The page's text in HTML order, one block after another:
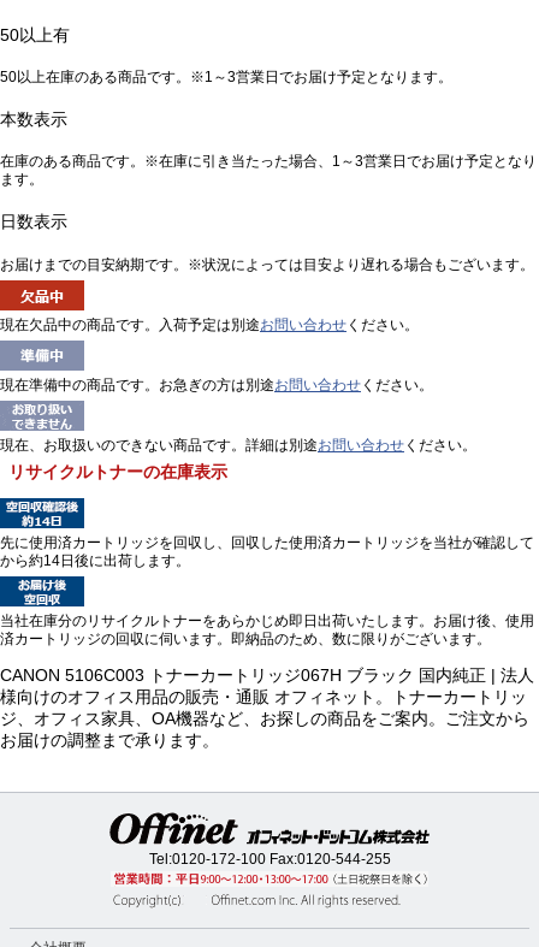
50以上有
50以上在庫のある商品です。※1～3営業日でお届け予定となります。
本数表示
在庫のある商品です。※在庫に引き当たった場合、1～3営業日でお届け予定となり
ます。
日数表示
お届けまでの目安納期です。※状況によっては目安より遅れる場合もございます。
現在欠品中の商品です。入荷予定は別途お問い合わせ ください。
現在準備中の商品です。お急ぎの方は別途お問い合わせ ください。
現在、お取扱いのできない商品です。詳細は別途お問い合わせ ください。
リサイクルトナーの在庫表示
先に使用済カートリッジを回収し、回収した使用済カートリッジを当社が確認して
から約14日後に出荷します。
当社在庫分のリサイクルトナーをあらかじめ即日出荷いたします。お届け後、使用
済カートリッジの回収に伺います。即納品のため、数に限りがございます。
CANON 5106C003 トナーカートリッジ067H ブラック 国内純正 | 法人
様向けのオフィス用品の販売・通販 オフィネット。トナーカートリッ
ジ、オフィス家具、OA機器など、お探しの商品をご案内。ご注文から
お届けの調整まで承ります。
Tel:0120-172-100Fax:0120-544-255